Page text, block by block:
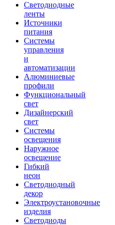
Светодиодные
ленты
Источники
питания
Системы
управления
и
автоматизации
Алюминиевые
профили
Функциональный
свет
Дизайнерский
свет
Системы
освещения
Наружное
освещение
Гибкий
неон
Светодиодный
декор
Электроустановочные
изделия
Светодиоды